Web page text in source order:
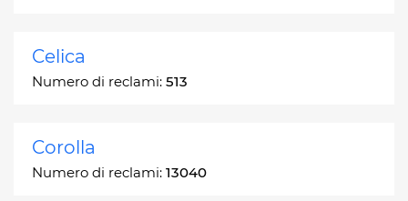
Celica
Numero di reclami: 513
Corolla
Numero di reclami: 13040